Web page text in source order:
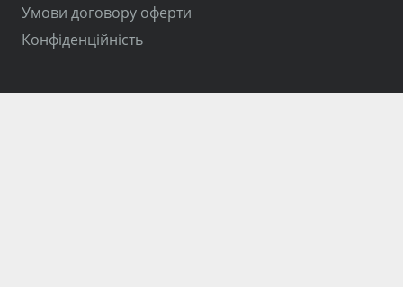
Умови договору оферти
Конфіденційність